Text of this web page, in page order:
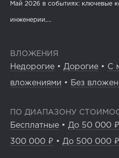
Май 2026 в событиях: ключевые
инженерии,...
ВЛОЖЕНИЯ
Недорогие • Дорогие • С
вложениями • Без
ПО ДИАПАЗОНУ
Бесплатные • До 50 000 ₽
300 000 ₽ • До 500 000 ₽